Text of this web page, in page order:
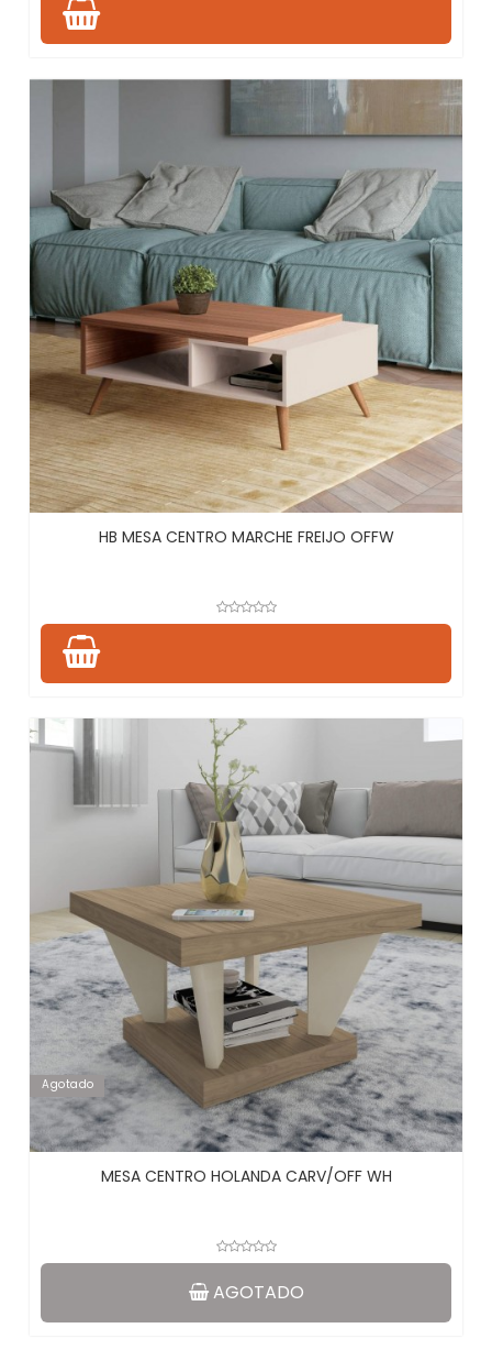
HB MESA CENTRO MARCHE FREIJO OFFW
Agotado
MESA CENTRO HOLANDA CARV/OFF WH
AGOTADO